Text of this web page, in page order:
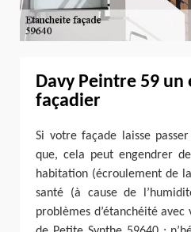
Davy Peintre 59 un
façadier
Si votre façade laisse
que, cela peut engendrer
habitation (écroulement de
santé (à cause de
problèmes d’étanchéité